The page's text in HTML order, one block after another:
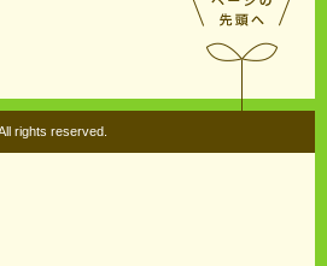
rights reserved.